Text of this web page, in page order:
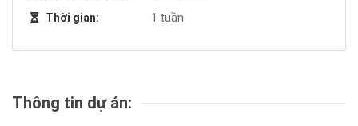
Thời gian:
1 tuần
Thông tin dự án: